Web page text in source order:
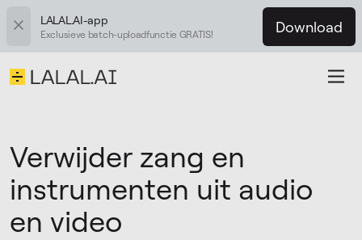
LALAL.AI-app
Exclusieve batch-uploadfunctie GRATIS! Download
Verwijder zang en
instrumenten uit audio
en video